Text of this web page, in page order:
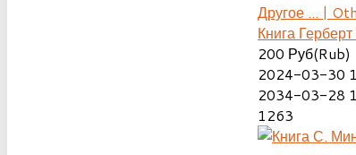
Другое ... |
Книга
200 Руб(Rub)
2024-03-30
2034-03-28
1263